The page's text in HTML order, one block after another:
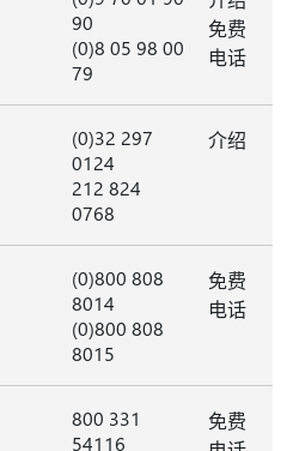
90
(0)8 05 98 00
79
免费
电话
(0)32 297
0124
212 824
0768
介绍
(0)800 808
8014
(0)800 808
8015
免费
电话
800 331
54116
免费